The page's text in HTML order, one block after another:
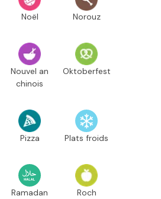
Noël Norouz
Nouvel an
chinois
Oktoberfest
Pizza Plats froids
Ramadan Roch